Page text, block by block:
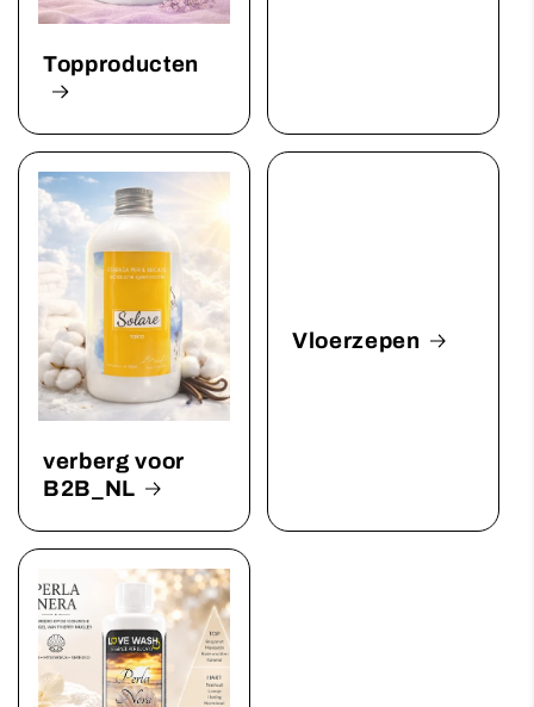
Topproducten
verberg voor
B2B_NL
Vloerzepen